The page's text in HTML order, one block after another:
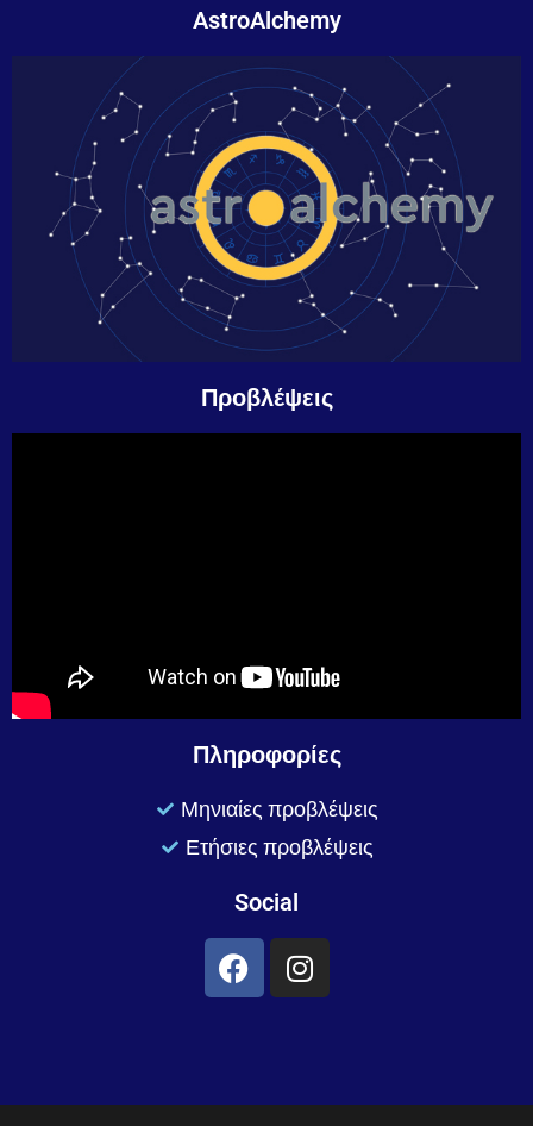
AstroAlchemy
Προβλέψεις
Πληροφορίες
Μηνιαίες προβλέψεις
Ετήσιες προβλέψεις
Social